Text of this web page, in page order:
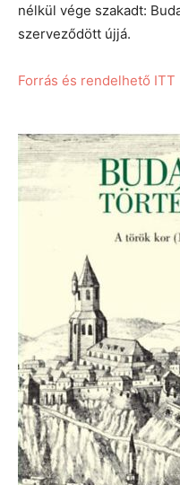
nélkül vége szakadt:
szerveződött újjá.
Forrás és rendelhető ITT